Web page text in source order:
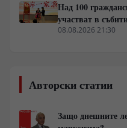
Над 100
участват в
08.08.2026 21:30
Авторски статии
Защо днешните